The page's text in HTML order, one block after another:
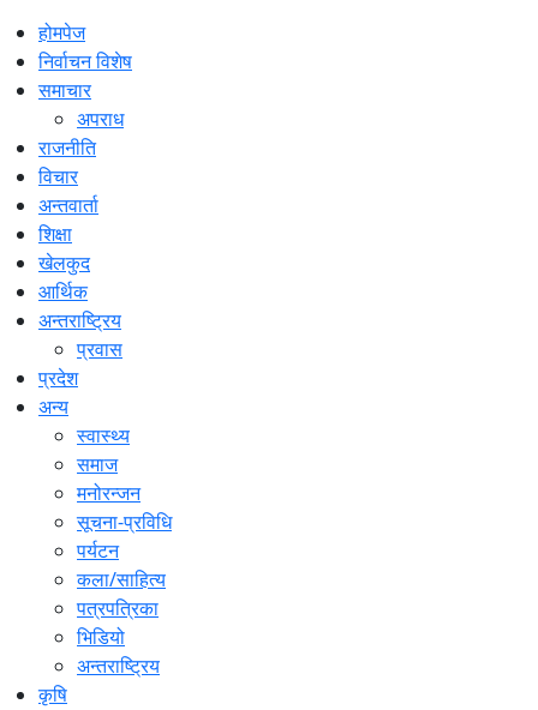
होमपेज
निर्वाचन विशेष
समाचार
अपराध
राजनीति
विचार
अन्तवार्ता
शिक्षा
खेलकुद
आर्थिक
अन्तराष्ट्रिय
प्रवास
प्रदेश
अन्य
स्वास्थ्य
समाज
मनोरन्जन
सूचना-प्रविधि
पर्यटन
कला/साहित्य
पत्रपत्रिका
भिडियो
अन्तराष्ट्रिय
कृषि